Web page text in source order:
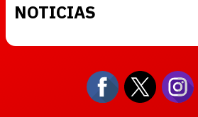
NOTICIAS